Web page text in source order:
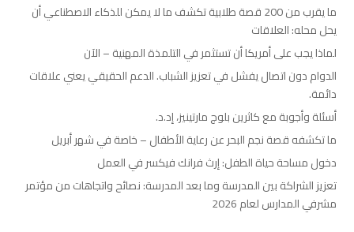
ما يقرب من 200 قصة طلابية تكشف ما لا يمكن للذكاء الاصطناعي أن
يحل محله: العلاقات
لماذا يجب على أمريكا أن تستثمر في التلمذة المهنية – الآن
الدوام دون اتصال يفشل في تعزيز الشباب. الدعم الحقيقي يعني علاقات
دائمة.
أسئلة وأجوبة مع كاثرين بلوج مارتينيز، إد.د.
ما تكشفه قصة نجم البحر عن رعاية الأطفال – خاصة في شهر أبريل
دخول مساحة حياة الطفل: إرث فرانك فيكسر في العمل
تعزيز الشراكة بين المدرسة وما بعد المدرسة: نصائح واتجاهات من مؤتمر
مشرفي المدارس لعام 2026